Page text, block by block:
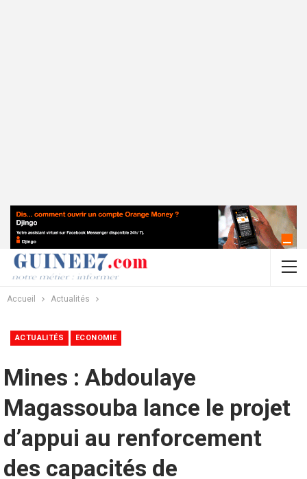
Accueil Actualités
ACTUALITÉS ECONOMIE
Mines : Abdoulaye
Magassouba lance le projet
d’appui au renforcement
des capacités de